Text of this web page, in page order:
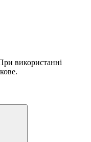
використанні